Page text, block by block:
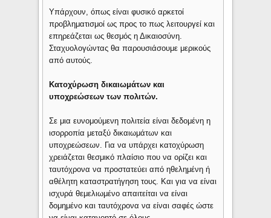
Υπάρχουν, όπως είναι φυσικό αρκετοί
προβληματισμοί ως προς το πως λειτουργεί και
επηρεάζεται ως θεσμός η Δικαιοσύνη.
Σταχυολογώντας θα παρουσιάσουμε μερικούς
από αυτούς.
Κατοχύρωση δικαιωμάτων και
υποχρεώσεων των πολιτών.
Σε μια ευνομούμενη πολιτεία είναι δεδομένη η
ισορροπία μεταξύ δικαιωμάτων και
υποχρεώσεων. Για να υπάρχει κατοχύρωση
χρειάζεται θεσμικό πλαίσιο που να ορίζει και
ταυτόχρονα να προστατεύει από ηθελημένη ή
αθέλητη καταστρατήγηση τους. Και για να είναι
ισχυρά θεμελιωμένο απαιτείται να είναι
δομημένο και ταυτόχρονα να είναι σαφές ώστε